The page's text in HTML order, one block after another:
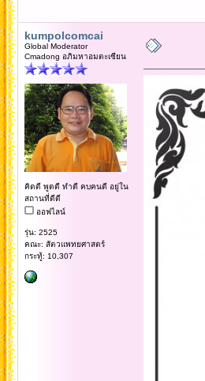
kumpolcomcai
Global Moderator
Cmadong อภิมหาอมตะเซียน
คิดดี พูดดี ทำดี คบคนดี อยู่ใน
สถานที่ดีดี
ออฟไลน์
รุ่น: 2525
คณะ: สัตวแพทยศาสตร์
กระทู้: 10,307